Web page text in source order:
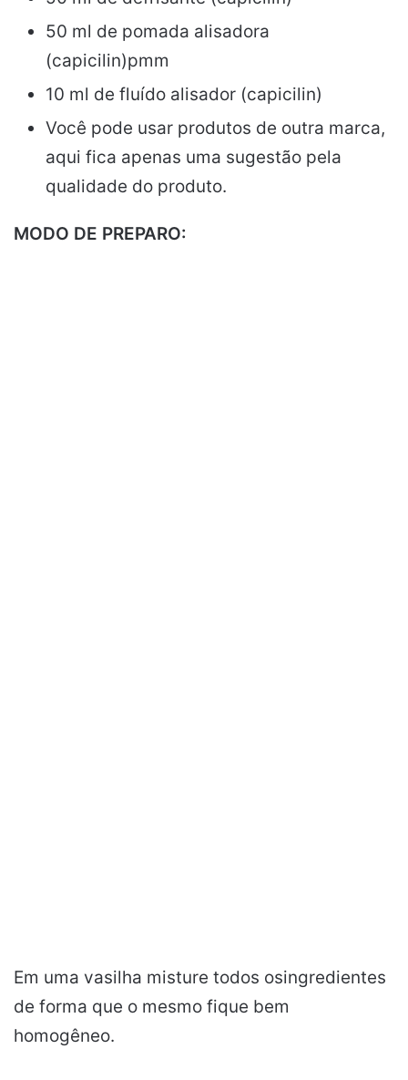
50 ml de pomada alisadora
(capicilin)pmm
10 ml de fluído alisador (capicilin)
Você pode usar produtos de outra marca,
aqui fica apenas uma sugestão pela
qualidade do produto.
MODO DE PREPARO:
Em uma vasilha misture todos osingredientes
de forma que o mesmo fique bem
homogêneo.